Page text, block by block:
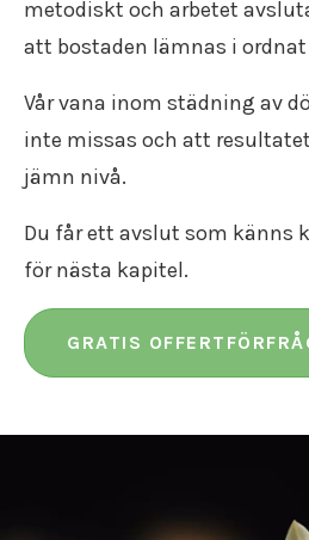
metodiskt och arbetet
att bostaden lämnas i
Vår vana inom städning av
inte missas och att
jämn nivå.
Du får ett avslut som känns
för nästa kapitel.
GRATIS